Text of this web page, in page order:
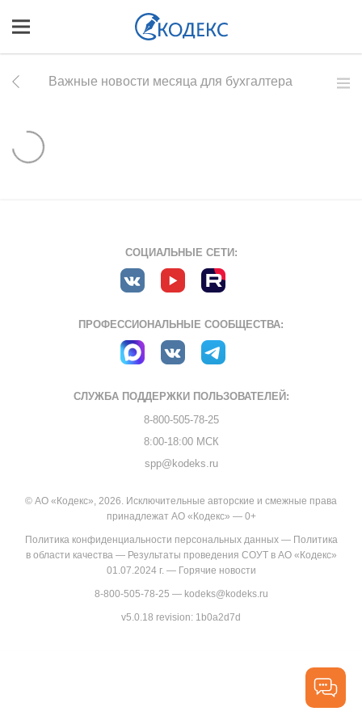
Важные новости месяца для бухгалтера
СОЦИАЛЬНЫЕ СЕТИ:
ПРОФЕССИОНАЛЬНЫЕ СООБЩЕСТВА:
СЛУЖБА ПОДДЕРЖКИ ПОЛЬЗОВАТЕЛЕЙ:
8-800-505-78-25
8:00-18:00 МСК
spp@kodeks.ru
© АО «Кодекс», 2026. Исключительные авторские и смежные права
принадлежат АО «Кодекс» — 0+
Политика конфиденциальности персональных данных— Политика
в области качества— Результаты проведения СОУТ в АО «Кодекс»
01.07.2024 г.— Горячие новости
8-800-505-78-25 — kodeks@kodeks.ru
v5.0.18 revision: 1b0a2d7d